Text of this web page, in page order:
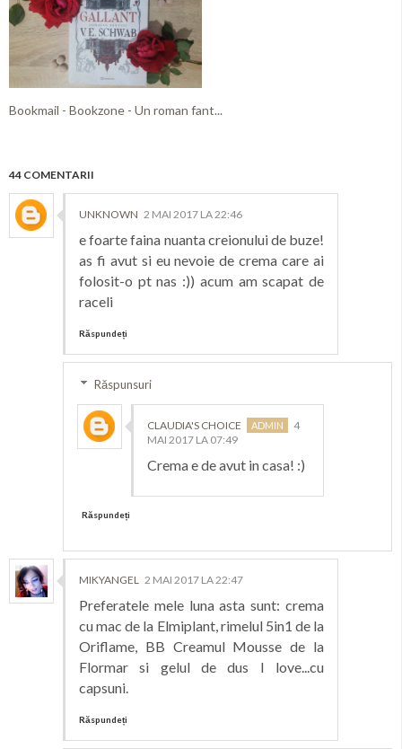
Bookmail - Bookzone - Un roman fant...
44 COMENTARII
UNKNOWN 2 MAI 2017 LA 22:46
e foarte faina nuanta creionului de buze!
as fi avut si eu nevoie de crema care ai
folosit-o pt nas :)) acum am scapat de
raceli
Răspundeți
Răspunsuri
CLAUDIA'S CHOICE
4
MAI 2017 LA 07:49
Crema e de avut in casa! :)
Răspundeți
MIKYANGEL 2 MAI 2017 LA 22:47
Preferatele mele luna asta sunt: crema
cu mac de la Elmiplant, rimelul 5in1 de la
Oriflame, BB Creamul Mousse de la
Flormar si gelul de dus I love...cu
capsuni.
Răspundeți